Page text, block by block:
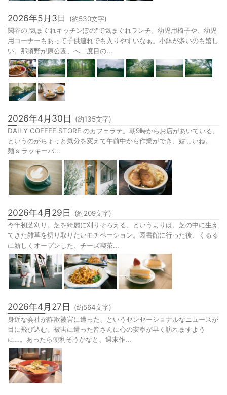
2026年5月3日 (約530文字)
関谷の"気まぐれキッチンぽの"で気まぐれランチ。幼児用椅子や、幼児
用コーナーもあって子供連れでも入りやすいなぁ。小鉢が多いのも嬉し
い。那須野が原公園、へ二度目の...
2026年4月30日 (約135文字)
DAILY COFFEE STORE のカフェラテ。朝9時からお店があいている、
というのがちょっと気分を変えて午前中から作業ができ、嬉しいね。
麺's ラッキーパ...
2026年4月29日 (約209文字)
今年初芝刈り。芝を綺麗に刈りそろえる、というよりは、芝の中に生え
てきた雑草を切り取りたいモチベーション。図書館に行った後、くるる
に新しくオープンした、チーズ喫茶...
2026年4月27日 (約564文字)
身近な会社が詐欺被害に遭った、というセンセーショナルなニュースが
目に飛び込む。被害に遭った皆さんに心の安寧が早く訪れますよう
に…。あったら便利そうかなと、週末作...